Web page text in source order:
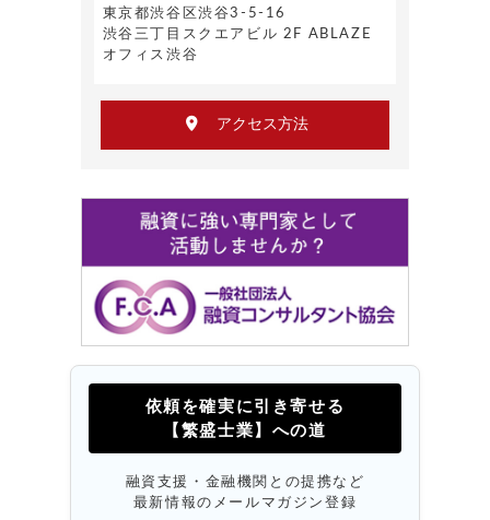
東京都渋谷区渋谷3-5-16
渋谷三丁目スクエアビル 2F ABLAZE
オフィス渋谷
アクセス方法
依頼を確実に引き寄せる
【繁盛士業】への道
融資支援・金融機関との提携など
最新情報のメールマガジン登録